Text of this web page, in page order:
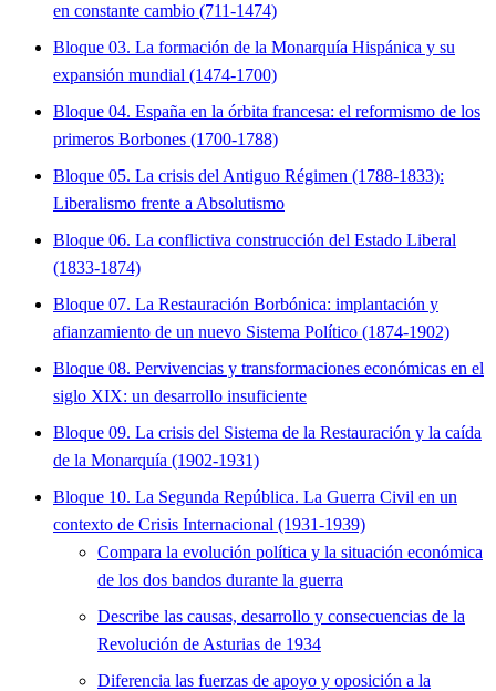
en constante cambio (711-1474)
Bloque 03. La formación de la Monarquía Hispánica y su
expansión mundial (1474-1700)
Bloque 04. España en la órbita francesa: el reformismo de los
primeros Borbones (1700-1788)
Bloque 05. La crisis del Antiguo Régimen (1788-1833):
Liberalismo frente a Absolutismo
Bloque 06. La conflictiva construcción del Estado Liberal
(1833-1874)
Bloque 07. La Restauración Borbónica: implantación y
afianzamiento de un nuevo Sistema Político (1874-1902)
Bloque 08. Pervivencias y transformaciones económicas en el
siglo XIX: un desarrollo insuficiente
Bloque 09. La crisis del Sistema de la Restauración y la caída
de la Monarquía (1902-1931)
Bloque 10. La Segunda República. La Guerra Civil en un
contexto de Crisis Internacional (1931-1939)
Compara la evolución política y la situación económica
de los dos bandos durante la guerra
Describe las causas, desarrollo y consecuencias de la
Revolución de Asturias de 1934
Diferencia las fuerzas de apoyo y oposición a la